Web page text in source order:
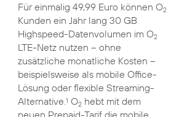
Für einmalig 49,99 Euro können O2
Kunden ein Jahr lang 30 GB
Highspeed-Datenvolumen im O2
LTE-Netz nutzen – ohne
zusätzliche monatliche Kosten –
beispielsweise als mobile Office-
Lösung oder flexible Streaming-
Alternative.1 O2hebt mit dem
neuen Prepaid-Tarif die mobile